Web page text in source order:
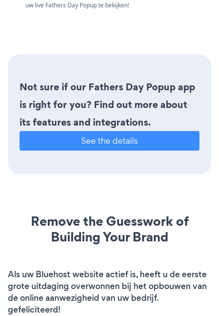
uw live Fathers Day Popup te bekijken!
Not sure if our Fathers Day Popup app
is right for you? Find out more about
its features and integrations.
See the details
Remove the Guesswork of
Building Your Brand
Als uw Bluehost website actief is, heeft u de eerste
grote uitdaging overwonnen bij het opbouwen van
de online aanwezigheid van uw bedrijf.
gefeliciteerd!